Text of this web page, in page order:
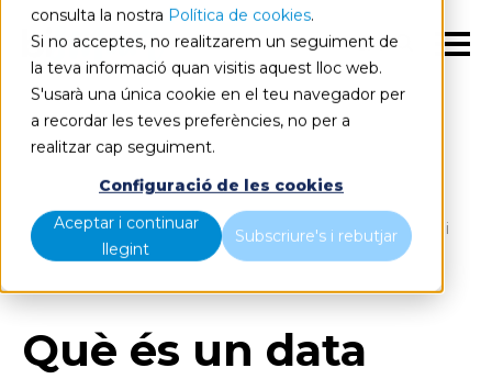
consulta la nostra Política de cookies.
Si no acceptes, no realitzarem un seguiment de
la teva informació quan visitis aquest lloc web.
S'usarà una única cookie en el teu navegador per
a recordar les teves preferències, no per a
realitzar cap seguiment.
Configuració de les cookies
Aceptar i continuar
llegint
Subscriure's i rebutjar
CA
Home
Què és un data warehouse? Diferències vs data alake i
arquitectura
Què és un data